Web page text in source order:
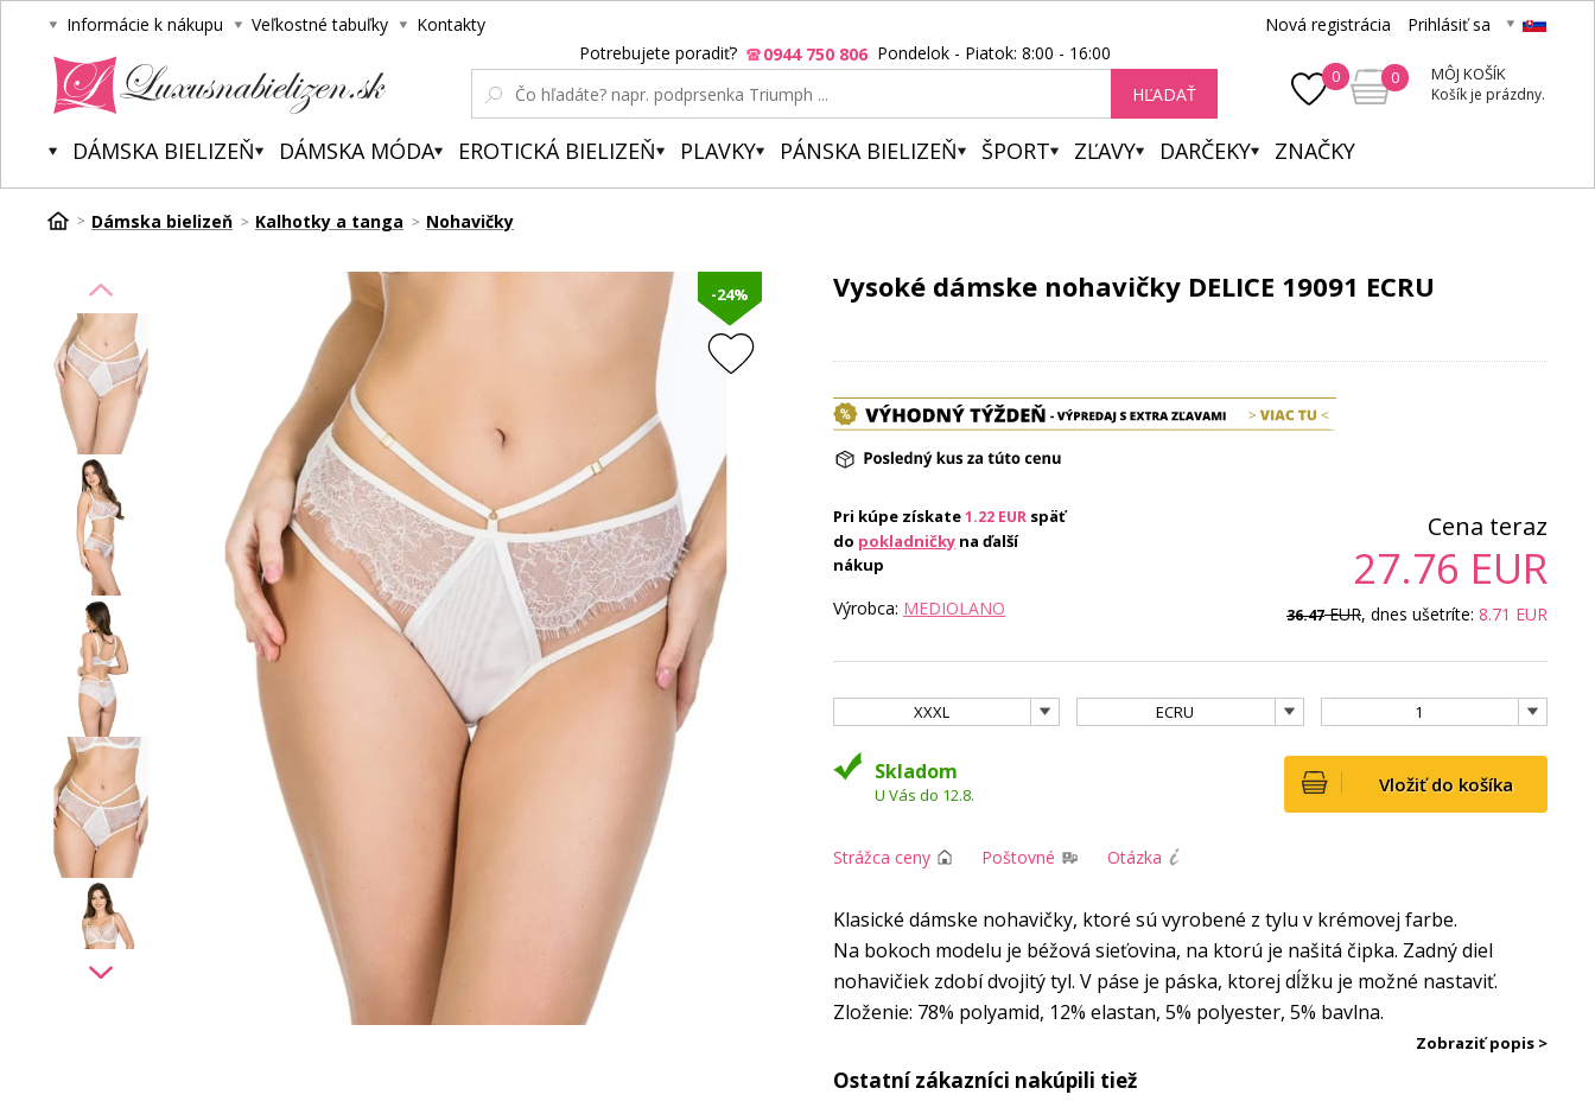
Informácie k nákupu Veľkostné tabuľky Kontakty Nová registrácia Prihlásiť sa
0 0 MÔJ KOŠÍK
Košík je prázdny.
Potrebujete poradiť? 0944 750 806 Pondelok - Piatok: 8:00 - 16:00
HĽADAŤ
DÁMSKA BIELIZEŇ DÁMSKA MÓDA EROTICKÁ BIELIZEŇ PLAVKY PÁNSKA BIELIZEŇ ŠPORT ZĽAVY DARČEKY ZNAČKY
Dámska bielizeň Kalhotky a tanga Nohavičky
-24% Vysoké dámske nohavičky DELICE 19091 ECRU
Pri kúpe získate1.22 EUR späť
do pokladničky na ďalší
nákup
Výrobca: MEDIOLANO
Cena teraz
27.76 EUR
36.47EUR, dnes ušetríte: 8.71 EUR
XXXL ECRU 1
Vložiť do košíka
Skladom
U Vás do 12.8.
Strážca ceny Poštovné Otázka
Zobraziť popis >
Klasické dámske nohavičky, ktoré sú vyrobené z tylu v krémovej farbe.
Na bokoch modelu je béžová sieťovina, na ktorú je našitá čipka. Zadný diel
nohavičiek zdobí dvojitý tyl. V páse je páska, ktorej dĺžku je možné nastaviť.
Zloženie: 78% polyamid, 12% elastan, 5% polyester, 5% bavlna.
Ostatní zákazníci nakúpili tiež